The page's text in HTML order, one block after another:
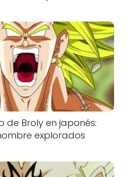
de Broly en japonés:
explorados